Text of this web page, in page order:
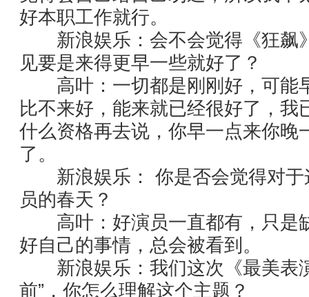
好本职工作就行。
新浪娱乐：会不会觉得《狂飙
见要是来得更早一些就好了？
高叶：一切都是刚刚好，可能
比不来好，能来就已经很好了，
什么资格再去说，你早一点来你晚
了。
新浪娱乐： 你是否会觉得对于
员的春天？
高叶：好演员一直都有，只是
好自己的事情，总会被看到。
新浪娱乐：我们这次《最美表
前”，你怎么理解这个主题？